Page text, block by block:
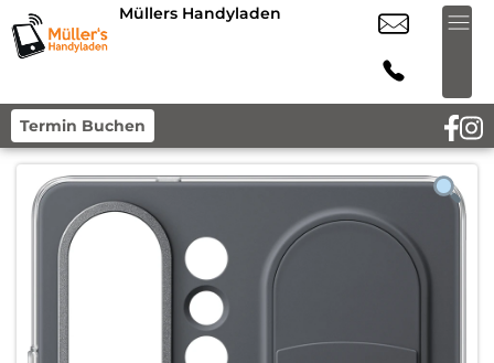
Müllers Handyladen
Termin Buchen